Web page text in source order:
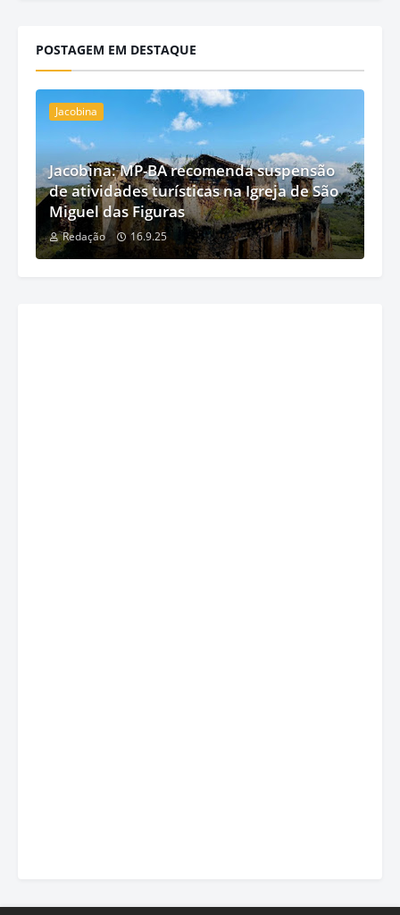
POSTAGEM EM DESTAQUE
Jacobina
Jacobina: MP-BA recomenda suspensão
de atividades turísticas na Igreja de São
Miguel das Figuras
Redação 16.9.25